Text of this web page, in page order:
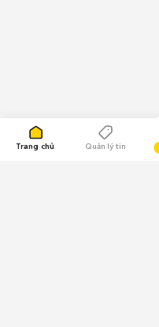
Trang chủ Quản lý tin